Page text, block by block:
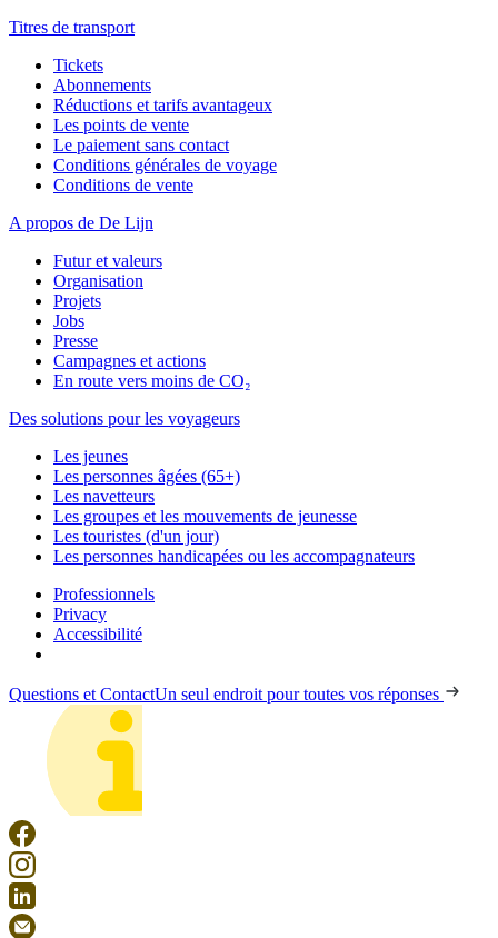
Titres de transport
Tickets
Abonnements
Réductions et tarifs avantageux
Les points de vente
Le paiement sans contact
Conditions générales de voyage
Conditions de vente
A propos de De Lijn
Futur et valeurs
Organisation
Projets
Jobs
Presse
Campagnes et actions
En route vers moins de CO₂
Des solutions pour les voyageurs
Les jeunes
Les personnes âgées (65+)
Les navetteurs
Les groupes et les mouvements de jeunesse
Les touristes (d'un jour)
Les personnes handicapées ou les accompagnateurs
Professionnels
Privacy
Accessibilité
Questions et ContactUn seul endroit pour toutes vos réponses